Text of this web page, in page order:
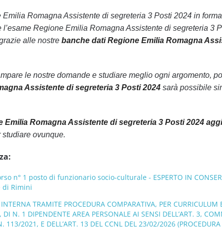
Romagna Assistente di segreteria 3 Posti 2024 in
Regione Emilia Romagna Assistente di segreteria 3
alle nostre banche dati Regione Emilia Romagna
le nostre domande e studiare meglio ogni argomento,
Assistente di segreteria 3 Posti 2024sarà possibile
Emilia Romagna Assistente di segreteria 3 Posti 2024
ovunque.
n° 1 posto di funzionario socio-culturale - ESPERTO IN
di Rimini
TRAMITE PROCEDURA COMPARATIVA, PER
DI N. 1 DIPENDENTE AREA PERSONALE AI SENSI DELL’ART. 3,
113/2021, E DELL’ART. 13 DEL CCNL DEL 23/02/2026